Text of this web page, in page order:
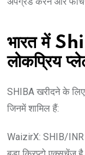
भारत में
लोकप्रिय
SHIBA खरीदने के
जिनमें शामिल हैं:
WaizirX: SHIB/INR